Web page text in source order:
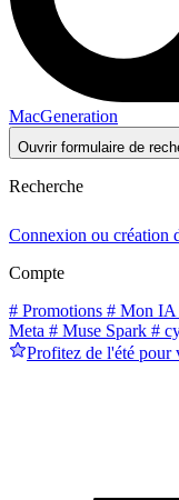
MacGeneration
Ouvrir formulaire de
Recherche
Connexion ou création
Compte
# Promotions # Mon IA
Meta # Muse Spark #
Profitez de l'été pour